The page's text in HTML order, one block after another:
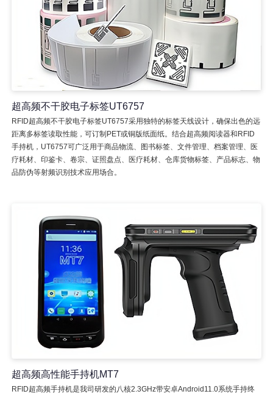
超高频不干胶电子标签UT6757
RFID超高频不干胶电子标签UT6757采用独特的标签天线设计，确保出色的远
距离多标签读取性能，可订制PET或铜版纸面纸。结合超高频阅读器和RFID
手持机，UT6757可广泛用于商品物流、图书标签、文件管理、档案管理、医
疗耗材、印鉴卡、卷宗、证照盘点、医疗耗材、仓库货物标签、产品标志、物
品防伪等射频识别技术应用场合。
超高频高性能手持机MT7
RFID超高频手持机是我司研发的八核2.3GHz带安卓Android11.0系统手持终